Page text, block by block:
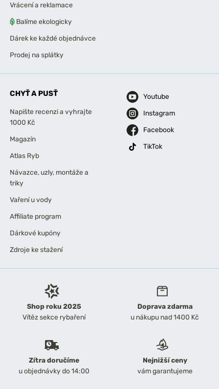
Shop roku 2025
Vítěz sekce rybaření
Doprava zdarma
u nákupu nad 1400 Kč
Zítra doručíme
u objednávky do 14:00
Nejnižší ceny
vám garantujeme
Vrácení a reklamace
Balíme ekologicky
Dárek ke každé objednávce
Prodej na splátky
CHYŤ A PUSŤ
Napište recenzi a vyhrajte
1000 Kč
Magazín
Atlas Ryb
Návazce, uzly, montáže a
triky
Vaření u vody
Affiliate program
Dárkové kupóny
Zdroje ke stažení
Youtube
Instagram
Facebook
TikTok